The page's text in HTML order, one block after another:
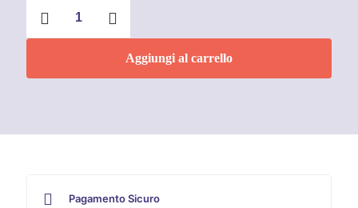
Faren
Aggiungi al carrello
Pagamento Sicuro